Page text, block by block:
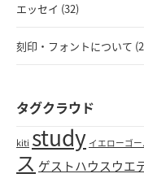
エッセイ (32)
刻印・フォントについて
タグクラウド
kiti study イエローゴー
ス ゲストハウスウエ